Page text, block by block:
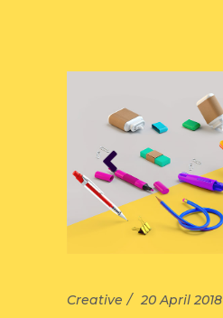
Creative 20 April 2018